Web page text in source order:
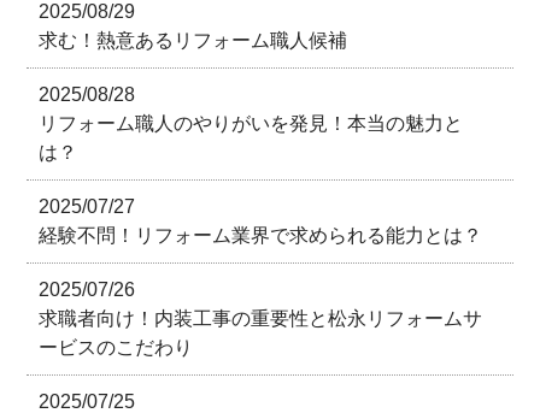
2025/08/29
求む！熱意あるリフォーム職人候補
2025/08/28
リフォーム職人のやりがいを発見！本当の魅力と
は？
2025/07/27
経験不問！リフォーム業界で求められる能力とは？
2025/07/26
求職者向け！内装工事の重要性と松永リフォームサ
ービスのこだわり
2025/07/25